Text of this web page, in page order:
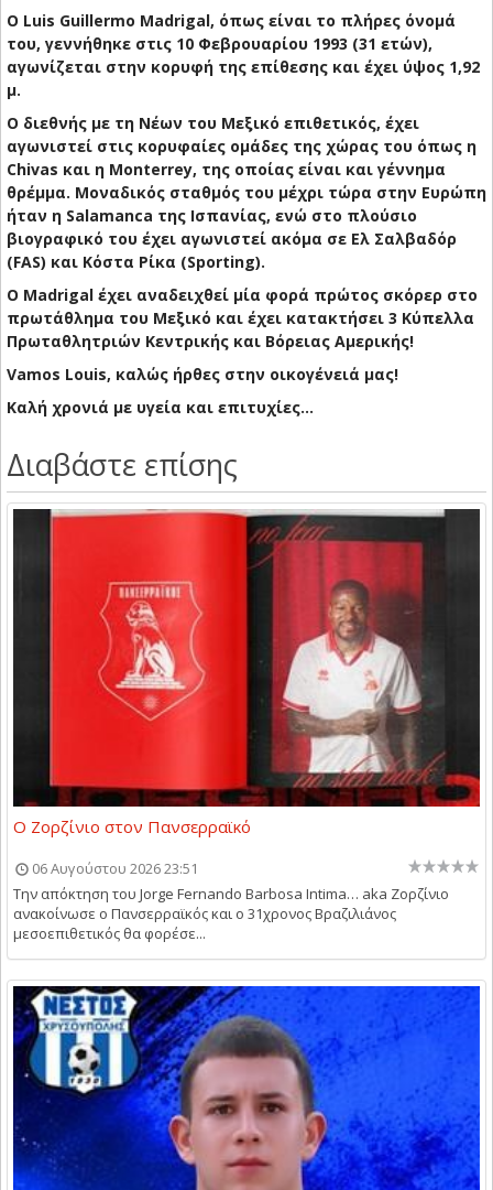
Ο Luis Guillermo Madrigal, όπως είναι το πλήρες όνομά
του, γεννήθηκε στις 10 Φεβρουαρίου 1993 (31 ετών),
αγωνίζεται στην κορυφή της επίθεσης και έχει ύψος 1,92
μ.
Ο διεθνής με τη Νέων του Μεξικό επιθετικός, έχει
αγωνιστεί στις κορυφαίες ομάδες της χώρας του όπως η
Chivas και η Monterrey, της οποίας είναι και γέννημα
θρέμμα. Μοναδικός σταθμός του μέχρι τώρα στην Ευρώπη
ήταν η Salamanca της Ισπανίας, ενώ στο πλούσιο
βιογραφικό του έχει αγωνιστεί ακόμα σε Ελ Σαλβαδόρ
(FAS) και Κόστα Ρίκα (Sporting).
O Madrigal έχει αναδειχθεί μία φορά πρώτος σκόρερ στο
πρωτάθλημα του Μεξικό και έχει κατακτήσει 3 Κύπελλα
Πρωταθλητριών Κεντρικής και Βόρειας Αμερικής!
Vamos Louis, καλώς ήρθες στην οικογένειά μας!
Καλή χρονιά με υγεία και επιτυχίες...
Διαβάστε επίσης
Ο Ζορζίνιο στον Πανσερραϊκό
06 Αυγούστου 2026 23:51
Την απόκτηση του Jorge Fernando Barbosa Intima… aka Ζορζίνιο
ανακοίνωσε ο Πανσερραϊκός και ο 31χρονος Βραζιλιάνος
μεσοεπιθετικός θα φορέσε...